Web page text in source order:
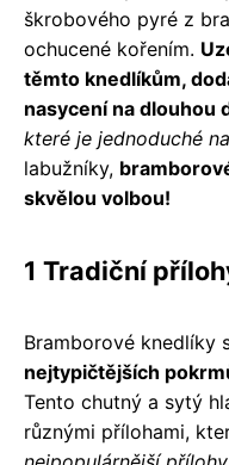
škrobového pyré z
ochucené kořením.
těmto knedlíkům,
nasycení na dlouhou
které je jednoduché
labužníky,
skvělou volbou!
1 Tradiční
Bramborové knedlíky
nejtypičtějších
Tento chutný a sytý
různými přílohami,